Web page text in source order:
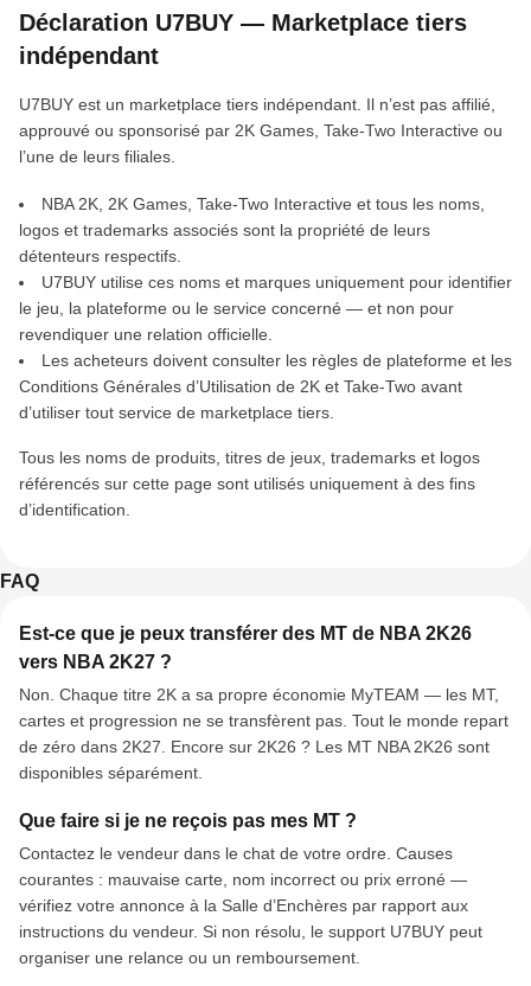
Déclaration U7BUY — Marketplace tiers
indépendant
U7BUY est un marketplace tiers indépendant. Il n’est pas affilié,
approuvé ou sponsorisé par 2K Games, Take-Two Interactive ou
l’une de leurs filiales.
NBA 2K, 2K Games, Take-Two Interactive et tous les noms,
logos et trademarks associés sont la propriété de leurs
détenteurs respectifs.
U7BUY utilise ces noms et marques uniquement pour identifier
le jeu, la plateforme ou le service concerné — et non pour
revendiquer une relation officielle.
Les acheteurs doivent consulter les règles de plateforme et les
Conditions Générales d’Utilisation de 2K et Take-Two avant
d’utiliser tout service de marketplace tiers.
Tous les noms de produits, titres de jeux, trademarks et logos
référencés sur cette page sont utilisés uniquement à des fins
d’identification.
FAQ
Est-ce que je peux transférer des MT de NBA 2K26
vers NBA 2K27 ?
Non. Chaque titre 2K a sa propre économie MyTEAM — les MT,
cartes et progression ne se transfèrent pas. Tout le monde repart
de zéro dans 2K27. Encore sur 2K26 ? Les MT NBA 2K26 sont
disponibles séparément.
Que faire si je ne reçois pas mes MT ?
Contactez le vendeur dans le chat de votre ordre. Causes
courantes : mauvaise carte, nom incorrect ou prix erroné —
vérifiez votre annonce à la Salle d’Enchères par rapport aux
instructions du vendeur. Si non résolu, le support U7BUY peut
organiser une relance ou un remboursement.